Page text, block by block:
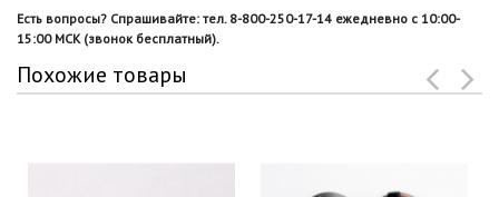
Есть вопросы? Спрашивайте: тел. 8-800-250-17-14 ежедневно с 10:00-
15:00 МСК (звонок бесплатный).
Похожие товары